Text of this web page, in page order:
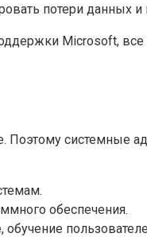
потери данных
Microsoft,
системные
обеспечения.